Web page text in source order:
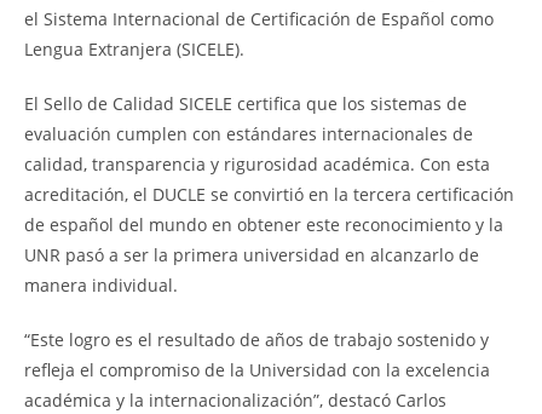
el Sistema Internacional de Certificación de Español como
Lengua Extranjera (SICELE).
El Sello de Calidad SICELE certifica que los sistemas de
evaluación cumplen con estándares internacionales de
calidad, transparencia y rigurosidad académica. Con esta
acreditación, el DUCLE se convirtió en la tercera certificación
de español del mundo en obtener este reconocimiento y la
UNR pasó a ser la primera universidad en alcanzarlo de
manera individual.
“Este logro es el resultado de años de trabajo sostenido y
refleja el compromiso de la Universidad con la excelencia
académica y la internacionalización”, destacó Carlos